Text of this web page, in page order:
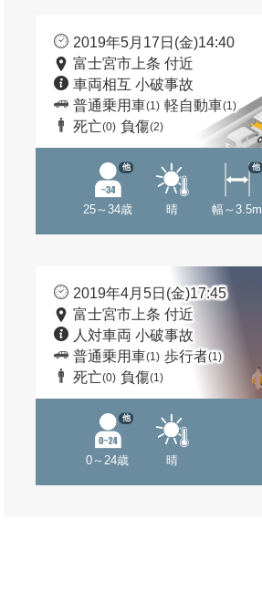
2019年5月17日(金)14:40
富士宮市上条 付近
車両相互 小破事故
普通乗用車(1) 軽自動車(1)
死亡(0) 負傷(2)
25～34歳
他
晴 幅～3.5m
他
2019年4月5日(金)17:45
富士宮市上条 付近
人対車両 小破事故
普通乗用車(1) 歩行者(1)
死亡(0) 負傷(1)
0～24歳
他
晴